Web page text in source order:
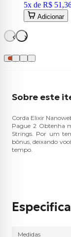
5x de R$
Adicionar
Sobre este
Corda Elixir
Pague 2 Obtenha
Strings. Por um
bônus, deixando
tempo.
Medidas